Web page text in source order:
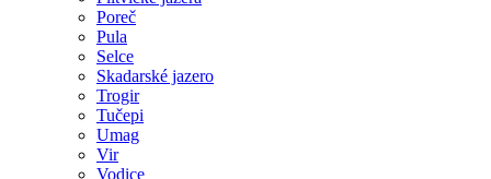
Poreč
Pula
Selce
Skadarské jazero
Trogir
Tučepi
Umag
Vir
Vodice